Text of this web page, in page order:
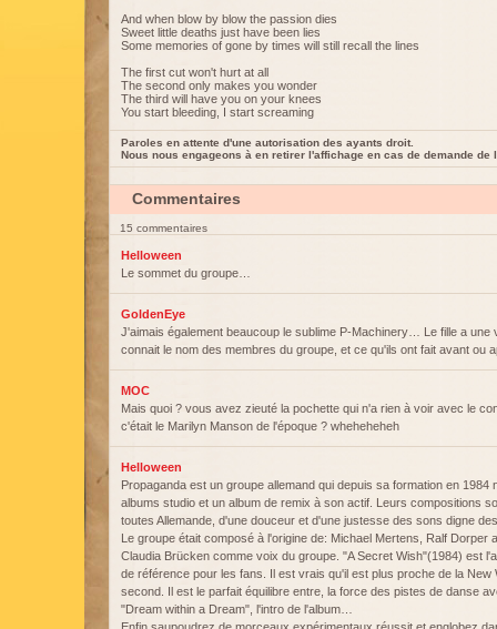
And when blow by blow the passion dies
Sweet little deaths just have been lies
Some memories of gone by times will still recall the lines
The first cut won't hurt at all
The second only makes you wonder
The third will have you on your knees
You start bleeding, I start screaming
Paroles en attente d'une autorisation des ayants droit.
Nous nous engageons à en retirer l'affichage en cas de demande de
Commentaires
15 commentaires
Helloween
Le sommet du groupe…
GoldenEye
J'aimais également beaucoup le sublime P-Machinery… Le fille a une
connait le nom des membres du groupe, et ce qu'ils ont fait avant ou
MOC
Mais quoi ? vous avez zieuté la pochette qui n'a rien à voir avec le
c'était le Marilyn Manson de l'époque ? wheheheheh
Helloween
Propaganda est un groupe allemand qui depuis sa formation en 1984
albums studio et un album de remix à son actif. Leurs compositions
toutes Allemande, d'une douceur et d'une justesse des sons digne
Le groupe était composé à l'origine de: Michael Mertens, Ralf Dorper
Claudia Brücken comme voix du groupe. "A Secret Wish"(1984) est
de référence pour les fans. Il est vrais qu'il est plus proche de la New
second. Il est le parfait équilibre entre, la force des pistes de danse
"Dream within a Dream", l'intro de l'album…